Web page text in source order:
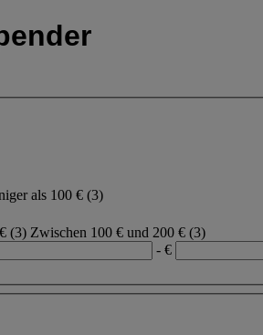
als 100 € (3)
(3) Zwischen 100 € und 200 € (3)
- €